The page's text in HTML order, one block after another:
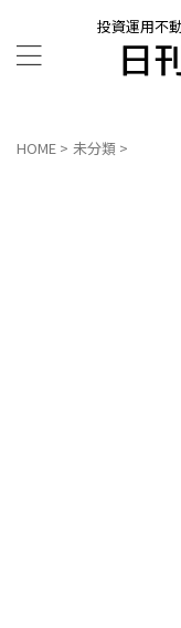
投資運用不
HOME > 未分類 >